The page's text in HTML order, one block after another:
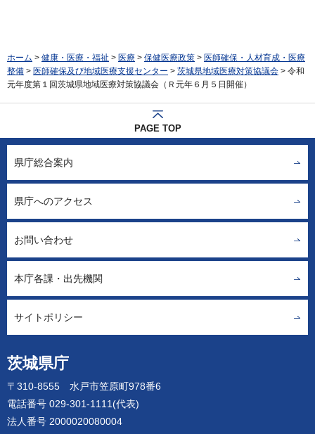
ホーム > 健康・医療・福祉 > 医療 > 保健医療政策 > 医師確保・人材育成・医療
整備 > 医師確保及び地域医療支援センター > 茨城県地域医療対策協議会 > 令和
元年度第１回茨城県地域医療対策協議会（Ｒ元年６月５日開催）
PAGE TOP
茨城県庁
〒310-8555 水戸市笠原町978番6
電話番号 029-301-1111(代表)
法人番号 2000020080004
県庁総合案内
県庁へのアクセス
お問い合わせ
本庁各課・出先機関
サイトポリシー